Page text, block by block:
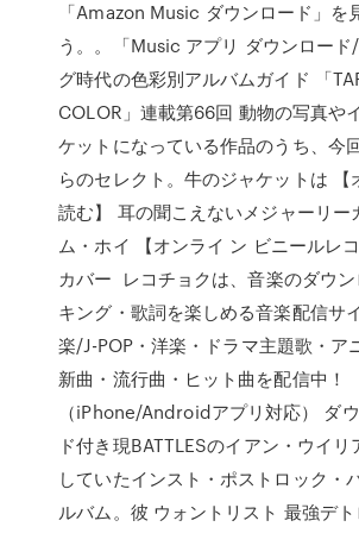
「Amazon Music ダウンロード」を
う。。「Music アプリ ダウンロー
グ時代の色彩別アルバムガイド 「
COLOR」連載第66回 動物の写真や
ケットになっている作品のうち、今
らのセレクト。牛のジャケットは 【
読む】 耳の聞こえないメジャーリー
ム・ホイ 【オンライ ン ビニールレ
カバー レコチョクは、音楽のダウ
キング・歌詞を楽しめる音楽配信サ
楽/J-POP・洋楽・ドラマ主題歌・ア
新曲・流行曲・ヒット曲を配信中！
（iPhone/Androidアプリ対応） ダ
ド付き現BATTLESのイアン・ウイ
していたインスト・ポストロック・
ルバム。彼 ウォントリスト 最強デ